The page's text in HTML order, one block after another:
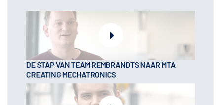
DE STAP VAN TEAM REMBRANDTS NAAR MTA
CREATING MECHATRONICS